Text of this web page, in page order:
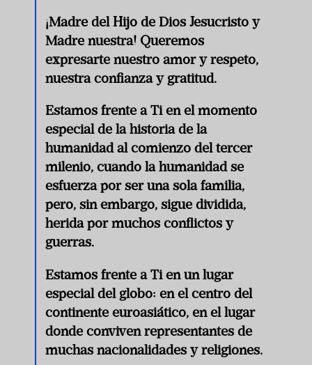
¡Madre del Hijo de Dios Jesucristo y
Madre nuestra! Queremos
expresarte nuestro amor y respeto,
nuestra confianza y gratitud.
Estamos frente a Ti en el momento
especial de la historia de la
humanidad al comienzo del tercer
milenio, cuando la humanidad se
esfuerza por ser una sola familia,
pero, sin embargo, sigue dividida,
herida por muchos conflictos y
guerras.
Estamos frente a Ti en un lugar
especial del globo: en el centro del
continente euroasiático, en el lugar
donde conviven representantes de
muchas nacionalidades y religiones.